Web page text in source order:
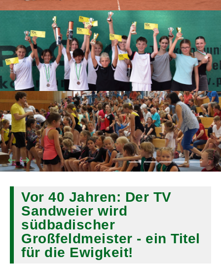
Vor 40 Jahren: Der TV
Sandweier wird
südbadischer
Großfeldmeister - ein Titel
für die Ewigkeit!